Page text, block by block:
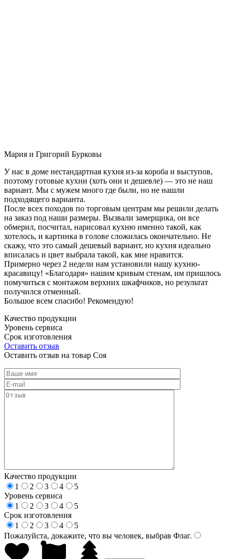
Мария и Григорий Бурковы
У нас в доме нестандартная кухня из-за короба и выступов,
поэтому готовые кухни (хоть они и дешевле) — это не наш
вариант. Мы с мужем много где были, но не нашли
подходящего варианта.
После всех походов по торговым центрам мы решили делать
на заказ под наши размеры. Вызвали замерщика, он все
обмерил, посчитал, нарисовал кухню именно такой, как
хотелось, и картинка в голове сложилась окончательно. Не
скажу, что это самый дешевый вариант, но кухня идеально
вписалась и цвет выбрала такой, как мне нравится.
Примерно через 2 недели нам установили нашу кухню-
красавицу! «Благодаря» нашим кривым стенам, им пришлось
помучиться с монтажом верхних шкафчиков, но результат
получился отменный.
Большое всем спасибо! Рекомендую!
Качество продукции
Уровень сервиса
Срок изготовления
Оставить отзыв
Оставить отзыв на товар Соя
Качество продукции
1
2 3 4
5
Уровень сервиса
1
2 3 4
5
Срок изготовления
1
2 3 4
5
Пожалуйста, докажите, что вы человек, выбрав Флаг.